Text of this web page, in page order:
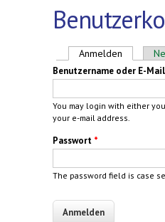
Haupt-Reiter
Anmelden (aktiver
Benutzername oder E-
You may login with either
your e-mail address.
Passwort *
The password field is case